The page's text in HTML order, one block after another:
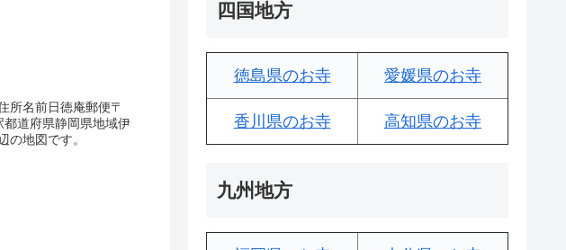
所名前日徳庵郵便〒
道府県静岡県地域伊
の地図です。
四国地方
徳島県のお寺 愛媛県のお寺
香川県のお寺 高知県のお寺
九州地方